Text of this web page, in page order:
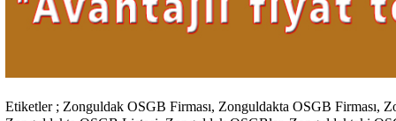
Etiketler ; Zonguldak OSGB Firması, Zonguldakta OSGB Firması,